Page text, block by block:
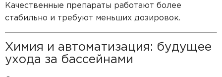
Качественные препараты работают более
стабильно и требуют меньших дозировок.
Химия и автоматизация: будущее
ухода за бассейнами